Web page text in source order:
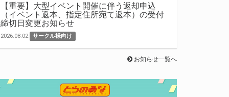
【重要】大型イベント開催に伴う返却申込
（イベント返本、指定住所宛て返本）の受付
締切日変更お知らせ
2026.08.02 サークル様向け
お知らせ一覧へ